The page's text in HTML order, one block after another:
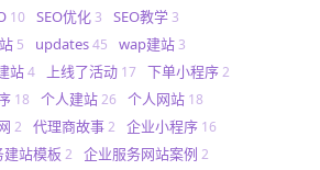
10 SEO优化 3 SEO教学 3
5 updates45 wap建站 3
站4 上线了活动 17 下单小程序2
18 个人建站26 个人网站 18
2 代理商故事2 企业小程序 16
站模板 2 企业服务网站案例 2